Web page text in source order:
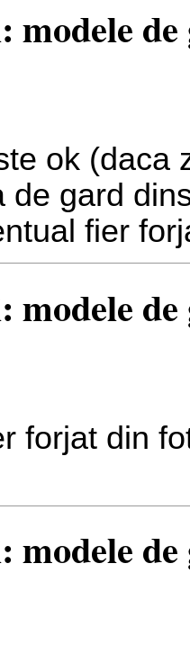
ok (daca
de gard
fier
forjat din